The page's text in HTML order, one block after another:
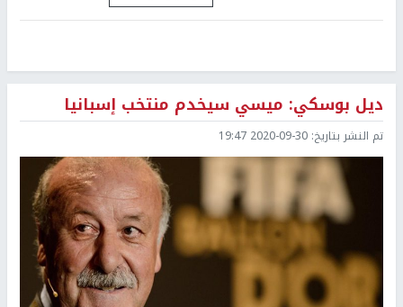
ديل بوسكي: ميسي سيخدم منتخب إسبانيا
تم النشر بتاريخ: 2020-09-30 19:47